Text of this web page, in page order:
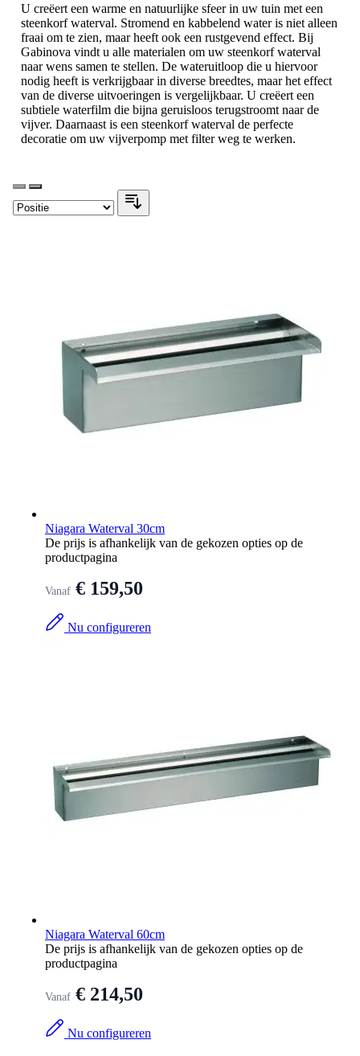
U creëert een warme en natuurlijke sfeer in uw tuin met een
steenkorf waterval. Stromend en kabbelend water is niet alleen
fraai om te zien, maar heeft ook een rustgevend effect. Bij
Gabinova vindt u alle materialen om uw steenkorf waterval
naar wens samen te stellen. De wateruitloop die u hiervoor
nodig heeft is verkrijgbaar in diverse breedtes, maar het effect
van de diverse uitvoeringen is vergelijkbaar. U creëert een
subtiele waterfilm die bijna geruisloos terugstroomt naar de
vijver. Daarnaast is een steenkorf waterval de perfecte
decoratie om uw vijverpomp met filter weg te werken.
Niagara Waterval 30cm
De prijs is afhankelijk van de gekozen opties op de
productpagina
Vanaf € 159,50
Nu configureren
Niagara Waterval 60cm
De prijs is afhankelijk van de gekozen opties op de
productpagina
Vanaf € 214,50
Nu configureren